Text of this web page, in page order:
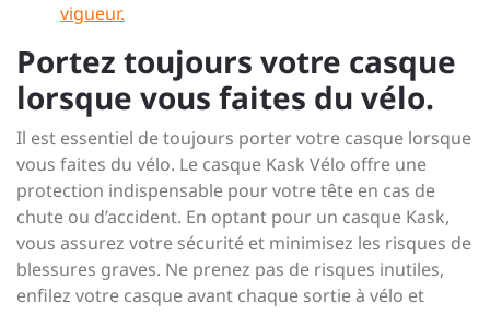
vigueur.
Portez toujours votre casque
lorsque vous faites du vélo.
Il est essentiel de toujours porter votre casque lorsque
vous faites du vélo. Le casque Kask Vélo offre une
protection indispensable pour votre tête en cas de
chute ou d’accident. En optant pour un casque Kask,
vous assurez votre sécurité et minimisez les risques de
blessures graves. Ne prenez pas de risques inutiles,
enfilez votre casque avant chaque sortie à vélo et